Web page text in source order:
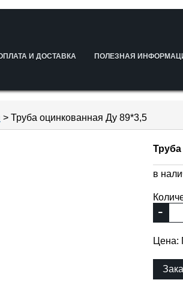
И ДОСТАВКА ПОЛЕЗНАЯ
> Труба оцинкованная Ду 89*3,5
в
-
Цена: